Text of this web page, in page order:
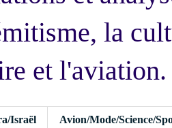
la
et l'aviation.
Israël Avion/Mode/Science/